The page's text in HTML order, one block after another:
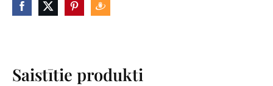
Saistītie produkti